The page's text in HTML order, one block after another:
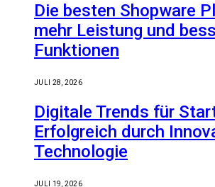
Die besten Shopware
mehr Leistung und
Funktionen
JULI 28, 2026
Digitale Trends für
Erfolgreich durch
Technologie
JULI 19, 2026